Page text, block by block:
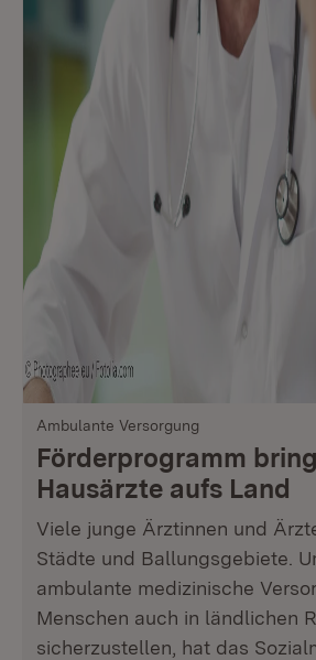
Ambulante Versorgung
Förderprogramm
Hausärzte aufs Land
Viele junge Ärztinnen und
Städte und Ballungsgebiete.
ambulante medizinische
Menschen auch in ländlichen
sicherzustellen, hat das